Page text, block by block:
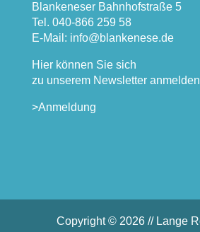
Blankeneser Bahnhofstraße 5
Tel. 040-866 259 58
E-Mail: info@blankenese.de
Hier können Sie sich
zu unserem Newsletter
>Anmeldung
Copyright © 2026 // Lange